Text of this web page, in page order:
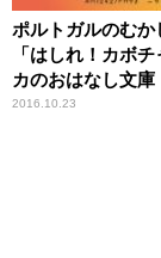
ポルトガルのむか
「はしれ！カボ
カのおはなし文
2016年10月16日放
2016.10.23